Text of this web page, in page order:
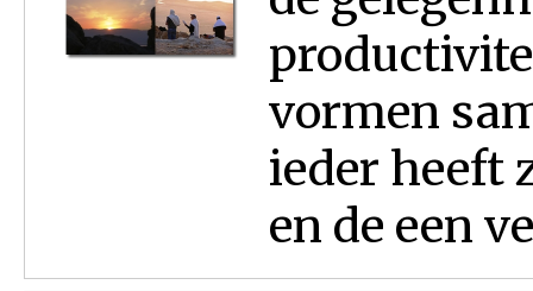
vormen
ieder heeft
en de een